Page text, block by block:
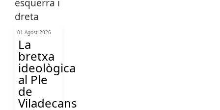
01 Agost 2026
La
bretxa
ideològica
al Ple
de
Viladecans